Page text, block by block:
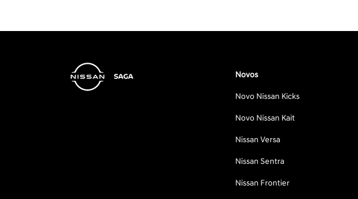
Novos
Novo Nissan Kicks
Novo Nissan Kait
Nissan Versa
Nissan Sentra
Nissan Frontier